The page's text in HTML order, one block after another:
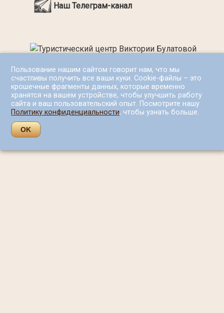
Пользование нашим сайтом говорит нам, что мы
счастливы получить все ваши куки. Cookie-файлы – это
крошечные фрагменты данных, которые временно
хранятся на вашем устройстве, чтобы улучшить работу
сайта и ваш пользовательский опыт. Посмотрите нашу
Политику конфиденциальности, чтобы узнать больше.
OK
Наш Телеграм-канал